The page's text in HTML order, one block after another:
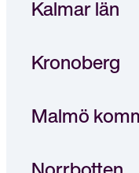
Kalmar län
Kronoberg
Malmö